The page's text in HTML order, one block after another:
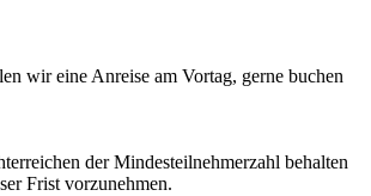
wir eine Anreise am Vortag, gerne buchen
der Mindesteilnehmerzahl behalten
Frist vorzunehmen.